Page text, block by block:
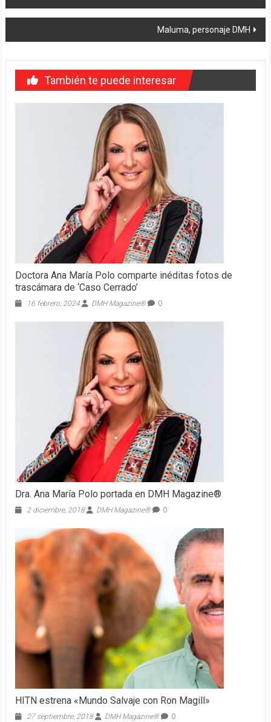
de
Maluma, personaje DMH
También te puede interesar
Doctora Ana María Polo comparte inéditas fotos de
trascámara de ‘Caso Cerrado’
16 febrero, 2024 DMH Magazine® 0
Dra. Ana María Polo portada en DMH Magazine®
2 diciembre, 2018 DMH Magazine® 0
HITN estrena «Mundo Salvaje con Ron Magill»
27 septiembre, 2018 DMH Magazine® 0